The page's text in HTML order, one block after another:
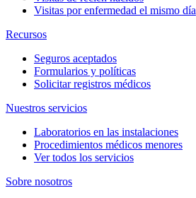
Visitas por enfermedad el mismo día
Recursos
Seguros aceptados
Formularios y políticas
Solicitar registros médicos
Nuestros servicios
Laboratorios en las instalaciones
Procedimientos médicos menores
Ver todos los servicios
Sobre nosotros